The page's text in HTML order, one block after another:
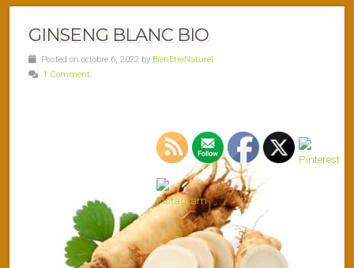
GINSENG BLANC BIO
Posted on octobre 6, 2022 by BienEtreNaturel
1 Comment